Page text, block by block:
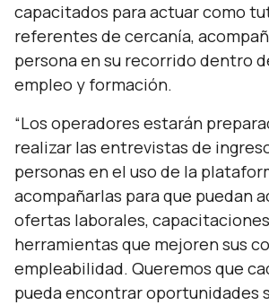
capacitados para actuar como
referentes de cercanía,
persona en su recorrido dentro
empleo y formación.
“Los operadores estarán
realizar las entrevistas de
personas en el uso de la
acompañarlas para que puedan
ofertas laborales,
herramientas que mejoren sus
empleabilidad. Queremos que
pueda encontrar oportunidades